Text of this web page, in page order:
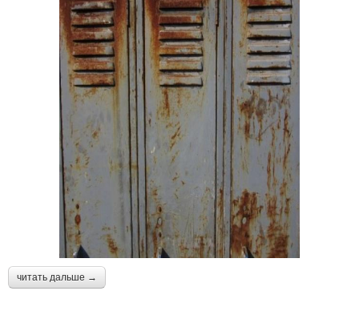
читать дальше →